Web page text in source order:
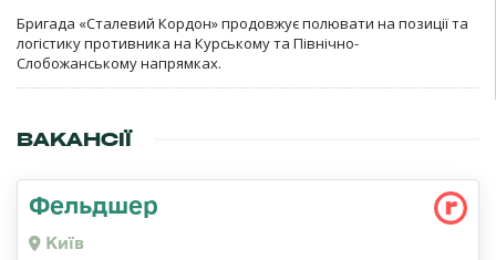
Бригада «Сталевий Кордон» продовжує полювати на позиції та
логістику противника на Курському та Північно-
Слобожанському напрямках.
ВАКАНСІЇ
Фельдшер
Київ